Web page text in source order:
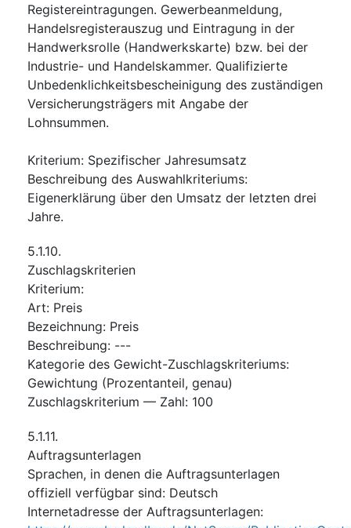
Registereintragungen. Gewerbeanmeldung,
Handelsregisterauszug und Eintragung in der
Handwerksrolle (Handwerkskarte) bzw. bei der
Industrie- und Handelskammer. Qualifizierte
Unbedenklichkeitsbescheinigung des zuständigen
Versicherungsträgers mit Angabe der
Lohnsummen.
Kriterium: Spezifischer Jahresumsatz
Beschreibung des Auswahlkriteriums:
Eigenerklärung über den Umsatz der letzten drei
Jahre.
5.1.10.
Zuschlagskriterien
Kriterium:
Art: Preis
Bezeichnung: Preis
Beschreibung: ---
Kategorie des Gewicht-Zuschlagskriteriums:
Gewichtung (Prozentanteil, genau)
Zuschlagskriterium — Zahl: 100
5.1.11.
Auftragsunterlagen
Sprachen, in denen die Auftragsunterlagen
offiziell verfügbar sind: Deutsch
Internetadresse der Auftragsunterlagen: